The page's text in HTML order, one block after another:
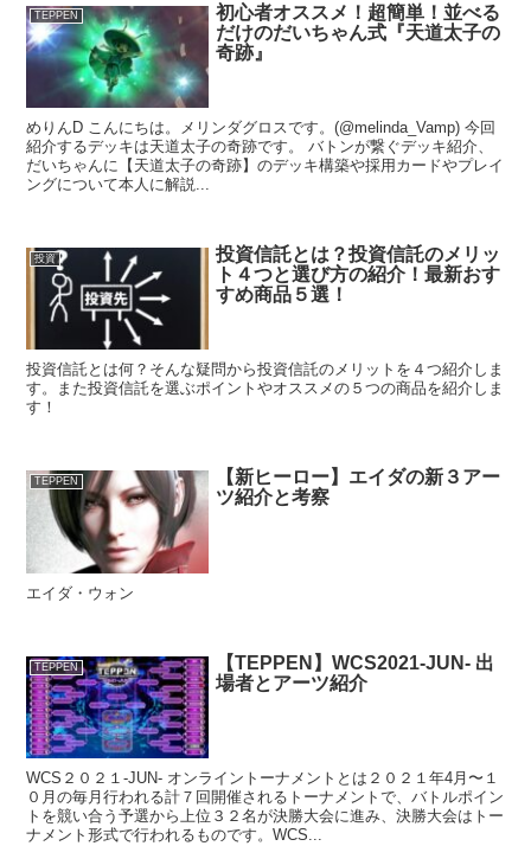
TEPPEN
初心者オススメ！超簡単！並べる
だけのだいちゃん式『天道太子の
奇跡』
めりんD こんにちは。メリンダグロスです。(@melinda_Vamp) 今回
紹介するデッキは天道太子の奇跡です。 バトンが繋ぐデッキ紹介、
だいちゃんに【天道太子の奇跡】のデッキ構築や採用カードやプレイ
ングについて本人に解説...
投資
投資信託とは？投資信託のメリッ
ト４つと選び方の紹介！最新おす
すめ商品５選！
投資信託とは何？そんな疑問から投資信託のメリットを４つ紹介しま
す。また投資信託を選ぶポイントやオススメの５つの商品を紹介しま
す！
TEPPEN
【新ヒーロー】エイダの新３アー
ツ紹介と考察
エイダ・ウォン
TEPPEN
【TEPPEN】WCS2021-JUN- 出
場者とアーツ紹介
WCS２０２１-JUN- オンライントーナメントとは２０２１年4月〜１
０月の毎月行われる計７回開催されるトーナメントで、バトルポイン
トを競い合う予選から上位３２名が決勝大会に進み、決勝大会はトー
ナメント形式で行われるものです。WCS...